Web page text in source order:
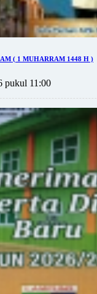
( 1 MUHARRAM 1448 H )
pukul 11:00